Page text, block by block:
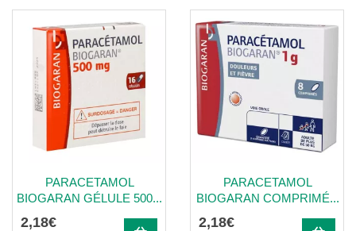
PARACETAMOL
BIOGARAN GÉLULE 500...
2,18€
PARACETAMOL
BIOGARAN COMPRIMÉ...
2,18€